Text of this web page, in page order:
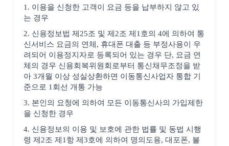
1. 이용을 신청한 고객이 요금 등을 납부하지 않고 있
는 경우
2. 신용정보법 제25조 및 제2조 제1호의 4에 의하여 통
신서비스 요금의 연체, 휴대폰 대출 등 부정사용이 우
려되어 이용정지자로 등록되어 있는 경우 단, 요금 연
체의 경우 신용회복위원회로부터 통신채무조정을 받
아 3개월 이상 성실상환하면 이동통신사업자 통합 기
준으로 1회선 개통 가능
3. 본인의 요청에 의하여 모든 이동통신사의 가입제한
을 신청한 경우
4. 신용정보의 이용 및 보호에 관한 법률 및 동법 시행
령 제2조 제1항 제3호에 의하여 명의도용, 대포폰, 불